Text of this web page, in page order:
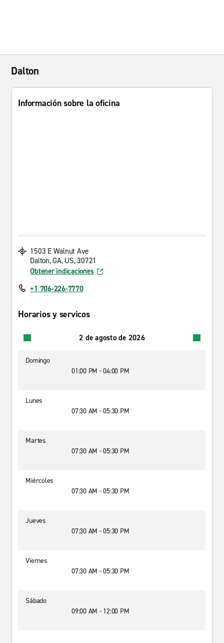
Dalton
Información sobre la oficina
1503 E Walnut Ave
Dalton, GA, US, 30721
Obtener indicaciones
+1 706-226-7770
Horarios y servicos
2 de agosto de 2026
Domingo
01:00 PM - 04:00 PM
Lunes
07:30 AM - 05:30 PM
Martes
07:30 AM - 05:30 PM
Miércoles
07:30 AM - 05:30 PM
Jueves
07:30 AM - 05:30 PM
Viernes
07:30 AM - 05:30 PM
Sábado
09:00 AM - 12:00 PM